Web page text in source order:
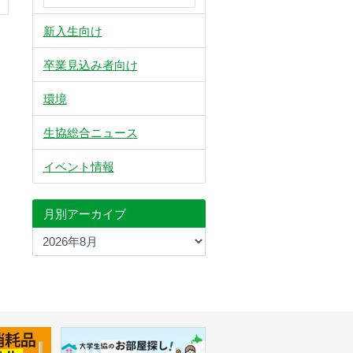
新入生向け
卒業見込み者向け
環境
生協総合ニュース
イベント情報
月別アーカイブ